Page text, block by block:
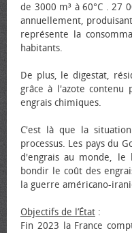
de 3000 m³ à 60°C . 27
annuellement,
représente la
habitants.
De plus, le digestat,
grâce à l'azote
engrais chimiques.
C'est là que la
processus. Les pays du
d'engrais au monde,
bondir le coût des
la guerre américano-
Objectifs de l’État :
Fin 2023 la France